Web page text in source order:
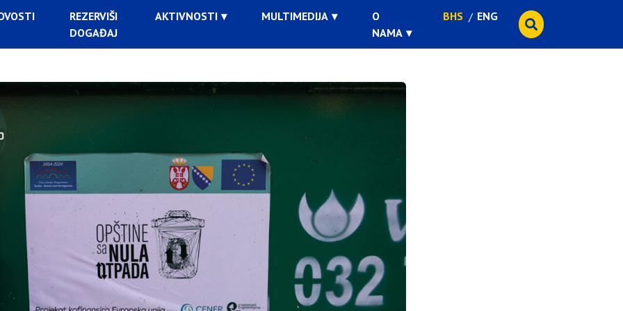
REZERVIŠI
DOGAĐAJ
AKTIVNOSTI MULTIMEDIJA
O
NAMA
BHS ENG